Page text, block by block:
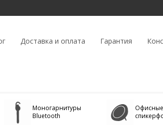
Доставка и оплата Гарантия
Моногарнитуры
Bluetooth
Офисные